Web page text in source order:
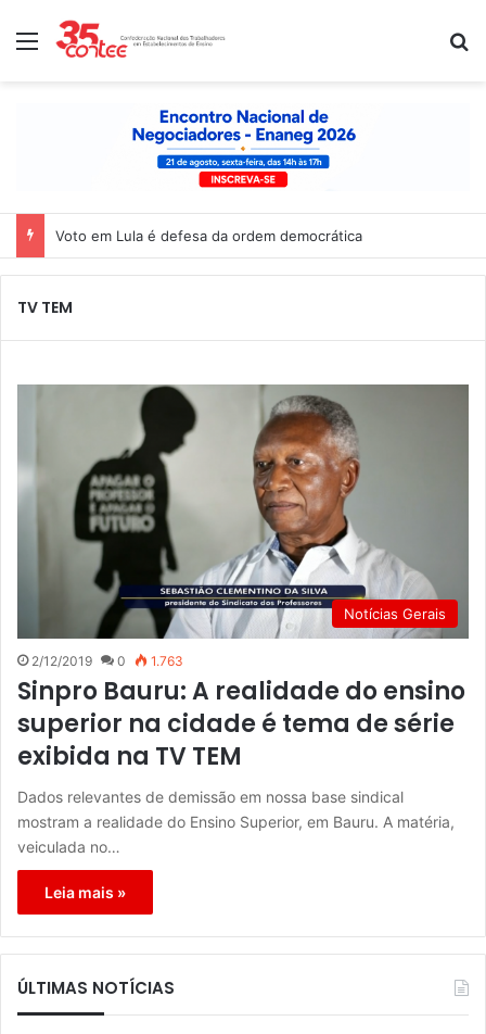
Menu
Voto em Lula é defesa da ordem democrática
TV TEM
Notícias Gerais
2/12/2019 0 1.763
Sinpro Bauru: A realidade do ensino
superior na cidade é tema de série
exibida na TV TEM
Dados relevantes de demissão em nossa base sindical
mostram a realidade do Ensino Superior, em Bauru. A matéria,
veiculada no…
Leia mais »
ÚLTIMAS NOTÍCIAS